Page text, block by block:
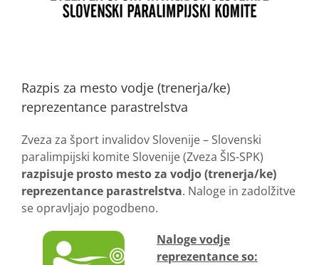
Razpis za mesto vodje (trenerja/ke)
reprezentance parastrelstva
Zveza za šport invalidov Slovenije – Slovenski
paralimpijski komite Slovenije (Zveza ŠIS-SPK)
razpisuje prosto mesto za vodjo (trenerja/ke)
reprezentance parastrelstva. Naloge in zadolžitve
se opravljajo pogodbeno.
Naloge vodje
reprezentance so: